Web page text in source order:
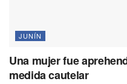
JUNÍN
Una mujer fue
medida cautelar